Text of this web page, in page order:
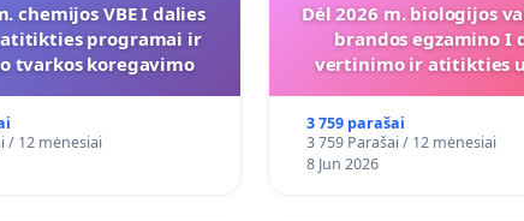
chemijos VBE I dalies
programai ir
tvarkos koregavimo
/ 12 mėnesiai
Dėl 2026 m. biologijos
brandos egzamino I
vertinimo ir atitikties
3 759 parašai
3 759 Parašai / 12 mėnesiai
8 Jun 2026